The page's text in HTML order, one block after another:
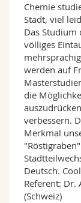
Chemie
Stadt, viel
Das Studium
völliges
werden auf
die
verbessern.
Merkmal
Deutsch.
Referent: Dr.
(Schweiz)